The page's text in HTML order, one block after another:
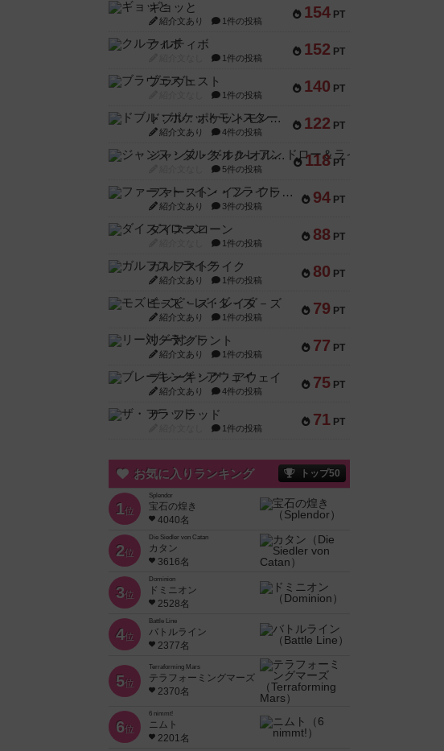
154 PT
ギョッと
紹介文あり 1件の投稿
152 PT
クルティボ
1件の投稿
140 PT
ブラヴェスト
1件の投稿
122 PT
ドブル：ポケットモンスター
紹介文あり 4件の投稿
118 PT
ジャンヌ・ダルク-オルレアン ドロー＆ライト
5件の投稿
94 PT
ファースト・イン・フライト
紹介文あり 3件の投稿
88 PT
ダイススローン
1件の投稿
80 PT
ガルフストライク
紹介文あり 1件の投稿
79 PT
モズビ－ズ・レイダ－ズ
紹介文あり 1件の投稿
77 PT
リー対グラント
紹介文あり 1件の投稿
75 PT
ブレーキング・アウェイ
紹介文あり 4件の投稿
71 PT
ザ・フラッド
1件の投稿
お気に入りランキング トップ50
1位
Splendor
宝石の煌き
4040名
2位
Die Siedler von Catan
カタン
3616名
3位
Dominion
ドミニオン
2528名
4位
Battle Line
バトルライン
2377名
5位
Terraforming Mars
テラフォーミングマーズ
2370名
6位
6 nimmt!
ニムト
2201名